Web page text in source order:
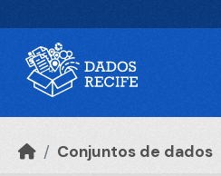
Conjuntos de dados